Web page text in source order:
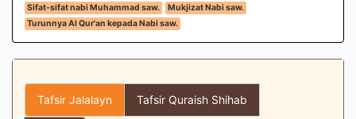
Sifat-sifat nabi Muhammad saw.
Mukjizat Nabi saw.
Turunnya Al Qur'an kepada Nabi saw.
Tafsir Jalalayn Tafsir Quraish Shihab